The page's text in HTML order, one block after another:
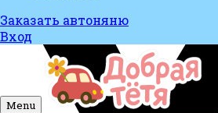
Заказать автоняню
Вход
Menu